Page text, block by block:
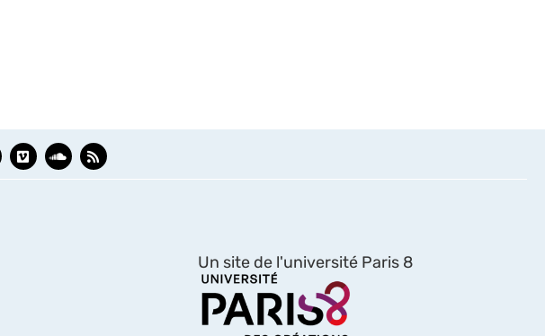
Un site de l'université Paris 8